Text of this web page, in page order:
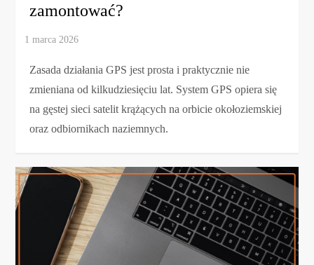
zamontować?
Zasada działania GPS jest prosta i praktycznie nie
zmieniana od kilkudziesięciu lat. System GPS opiera się
na gęstej sieci satelit krążących na orbicie okołoziemskiej
oraz odbiornikach naziemnych.